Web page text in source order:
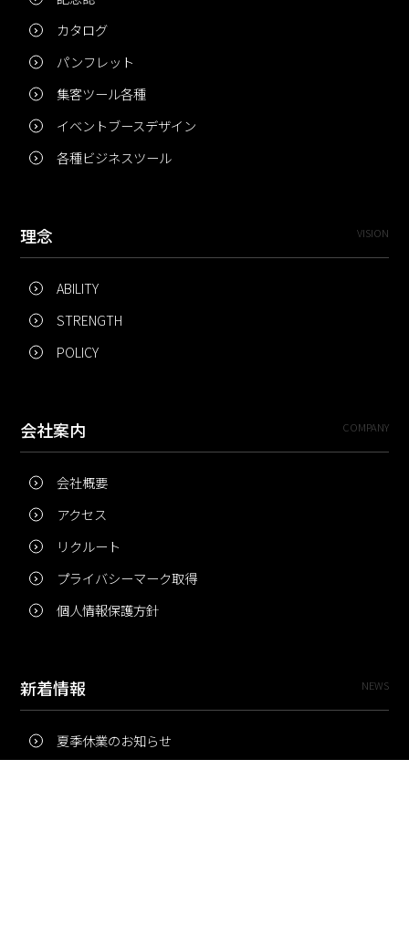
カタログ
パンフレット
集客ツール各種
イベントブースデザイン
各種ビジネスツール
理念 VISION
ABILITY
STRENGTH
POLICY
会社案内 COMPANY
会社概要
アクセス
リクルート
プライバシーマーク取得
個人情報保護方針
新着情報 NEWS
夏季休業のお知らせ